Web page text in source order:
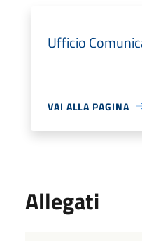
Ufficio
VAI ALLA PAGINA
Allegati